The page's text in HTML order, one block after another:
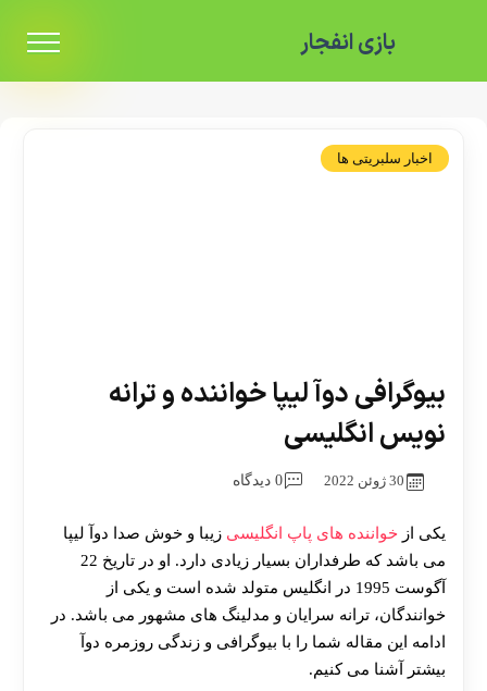
بازی انفجار
اخبار سلبریتی ها
بیوگرافی دوآ لیپا خواننده و ترانه
نویس انگلیسی
30 ژوئن 2022 0 دیدگاه
یکی از خواننده های پاپ انگلیسی زیبا و خوش صدا دوآ لیپا
می باشد که طرفداران بسیار زیادی دارد. او در تاریخ 22
آگوست 1995 در انگلیس متولد شده است و یکی از
خوانندگان، ترانه سرایان و مدلینگ های مشهور می باشد. در
ادامه این مقاله شما را با بیوگرافی و زندگی روزمره دوآ
بیشتر آشنا می کنیم.